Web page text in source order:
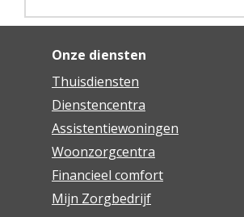
Onze diensten
Thuisdiensten
Dienstencentra
Assistentiewoningen
Woonzorgcentra
Financieel comfort
Mijn Zorgbedrijf